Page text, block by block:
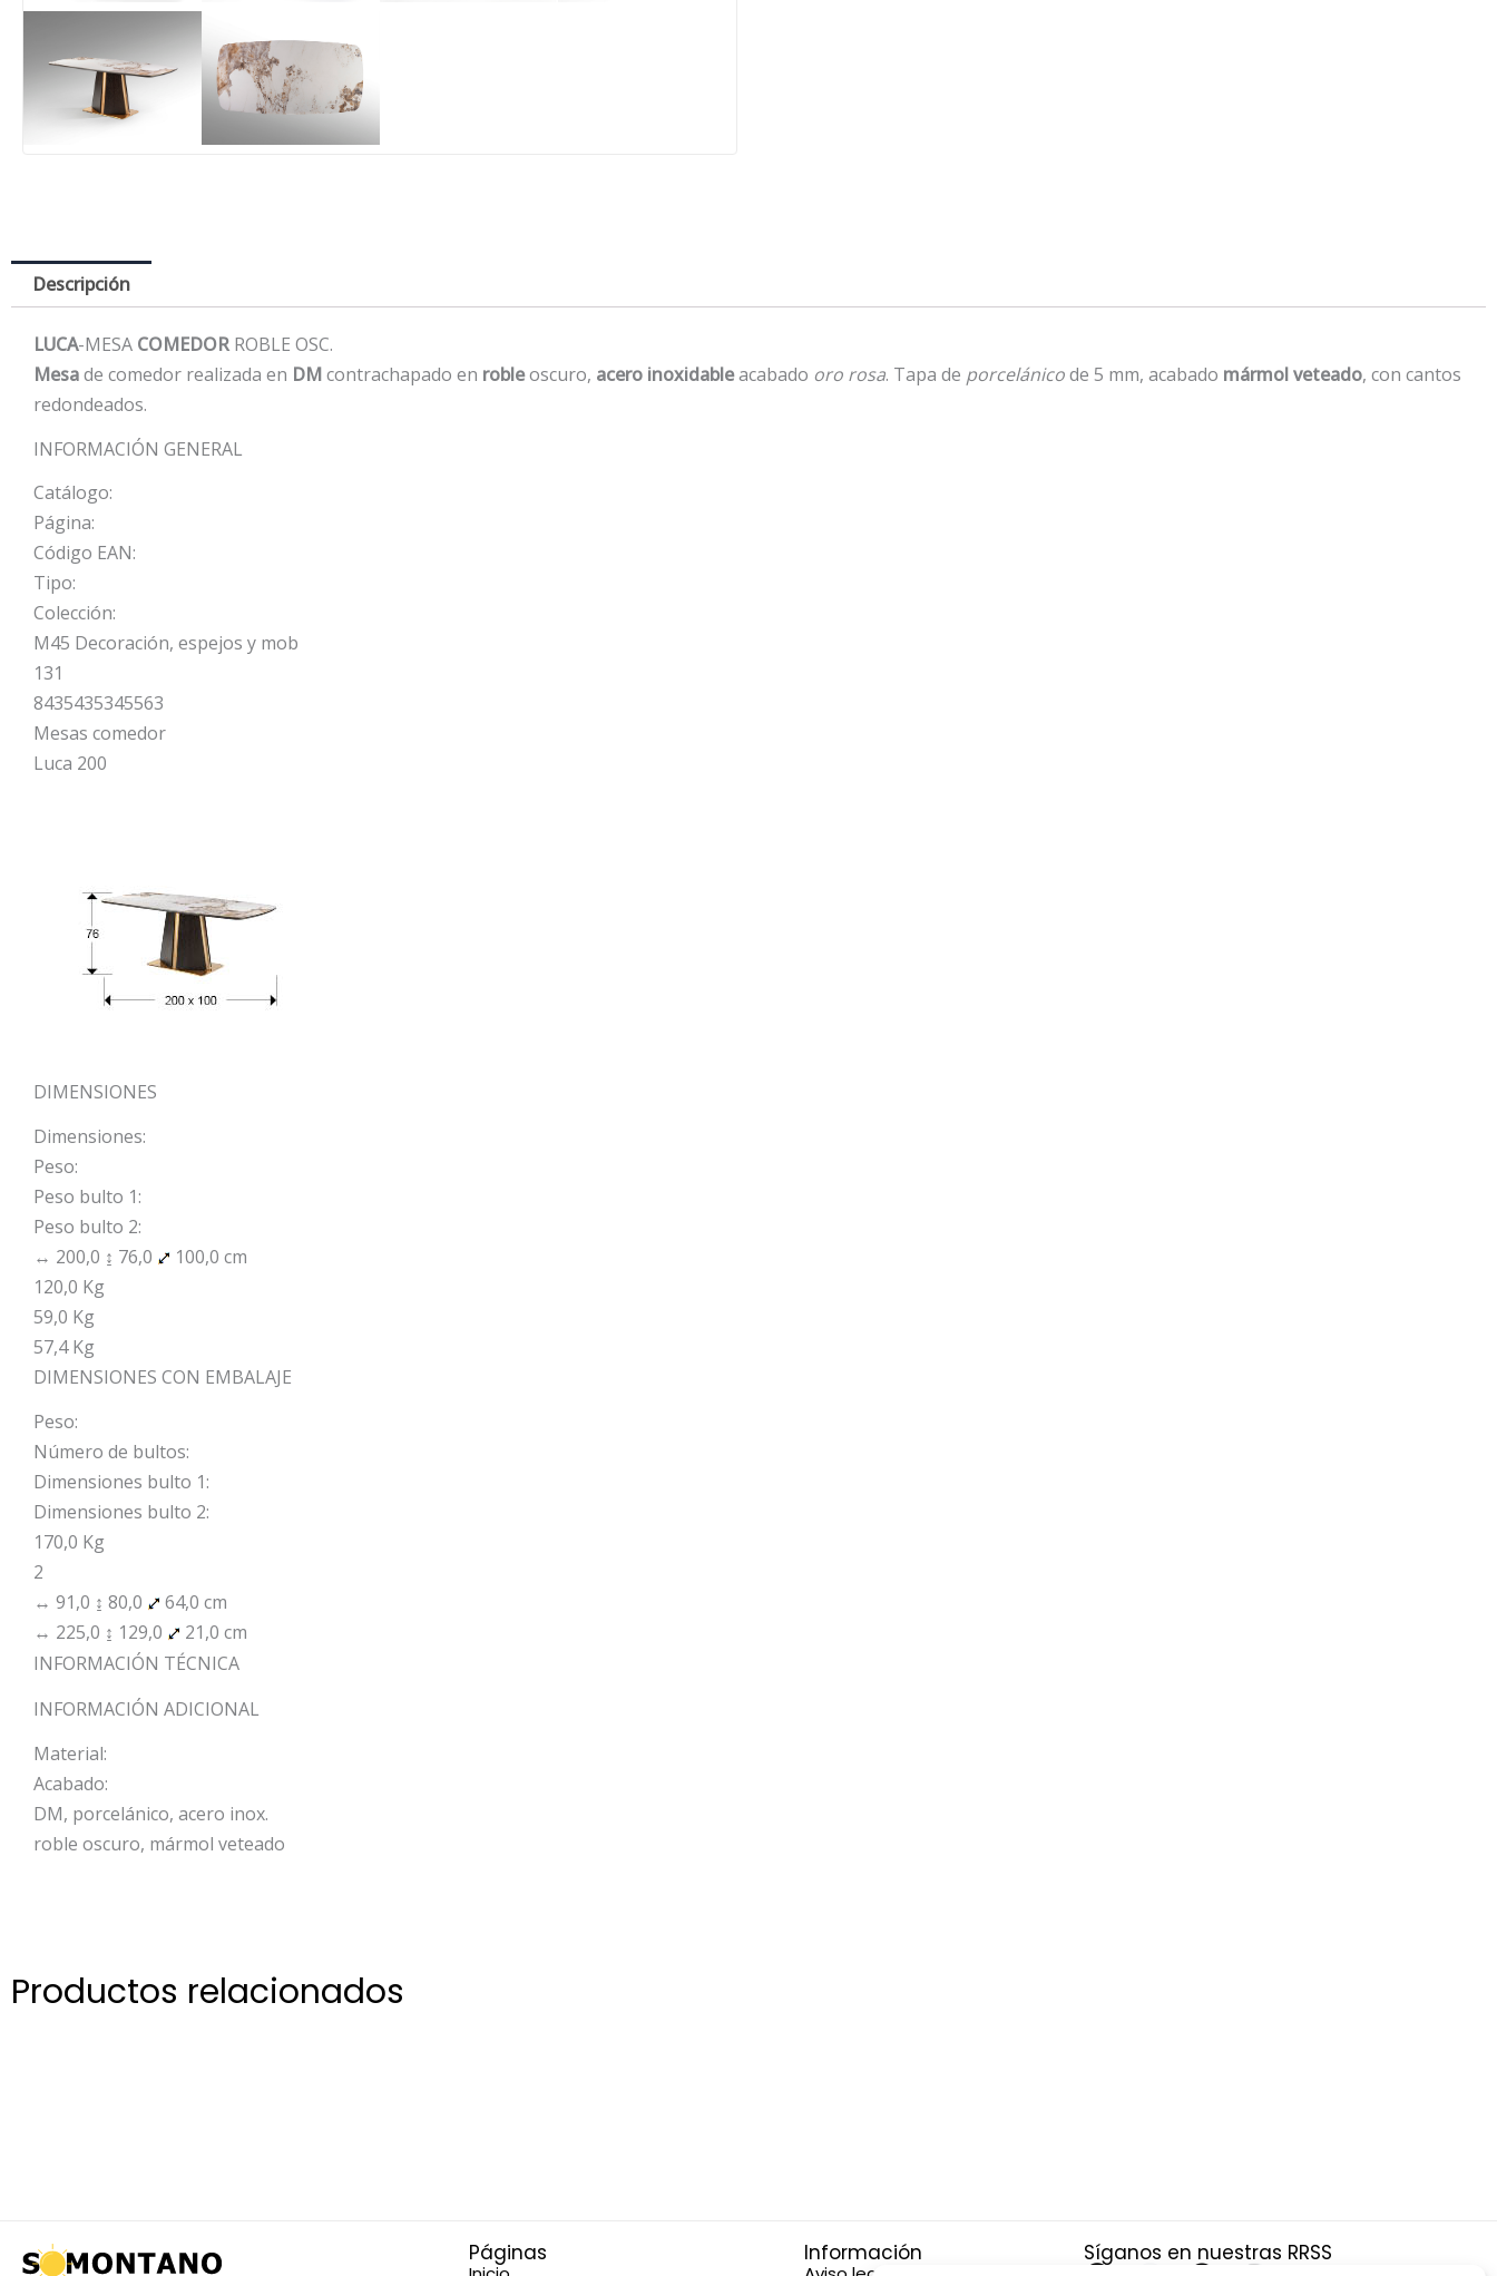
Descripción
LUCA-MESA COMEDOR ROBLE OSC.
Mesade comedor realizada en DMcontrachapado en robleoscuro, acero inoxidableacabado oro rosa. Tapa de porcelánicode 5 mm, acabado mármol veteado, con cantos
redondeados.
INFORMACIÓN GENERAL
Catálogo:
Página:
Código EAN:
Tipo:
Colección:
M45 Decoración, espejos y mob
131
8435435345563
Mesas comedor
Luca 200
DIMENSIONES
Dimensiones:
Peso:
Peso bulto 1:
Peso bulto 2:
↔ 200,0 ↨ 76,0
100,0 cm
120,0 Kg
59,0 Kg
57,4 Kg
DIMENSIONES CON EMBALAJE
Peso:
Número de bultos:
Dimensiones bulto 1:
Dimensiones bulto 2:
170,0 Kg
2
↔ 91,0 ↨ 80,0
64,0 cm
↔ 225,0 ↨ 129,0
21,0 cm
INFORMACIÓN TÉCNICA
INFORMACIÓN ADICIONAL
Material:
Acabado:
DM, porcelánico, acero inox.
roble oscuro, mármol veteado
Productos relacionados
Páginas Información Síganos en nuestras RRSS